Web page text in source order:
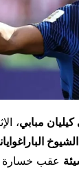
مبابي،
عقب خسارة